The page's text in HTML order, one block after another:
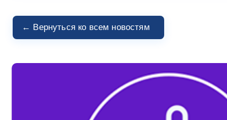
← Вернуться ко всем новостям